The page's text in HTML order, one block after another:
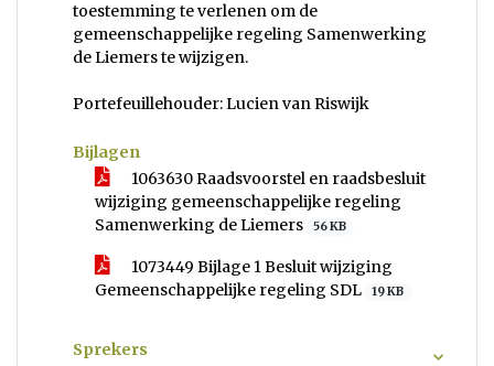
toestemming te verlenen om de
gemeenschappelijke regeling Samenwerking
de Liemers te wijzigen.
Portefeuillehouder: Lucien van Riswijk
Bijlagen
1063630 Raadsvoorstel en raadsbesluit
wijziging gemeenschappelijke regeling
Samenwerking de Liemers
56 KB
1073449 Bijlage 1 Besluit wijziging
Gemeenschappelijke regeling SDL
19 KB
Sprekers